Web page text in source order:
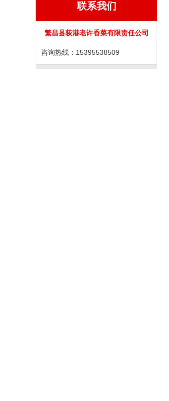
联系我们
繁昌县荻港老许香菜有限责任公司
咨询热线：15395538509